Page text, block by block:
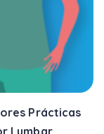
Prácticas
Lumbar